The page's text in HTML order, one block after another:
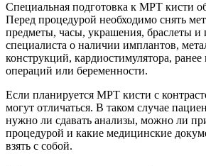
Специальная подготовка к МРТ кисти
Перед процедурой необходимо снять
предметы, часы, украшения, браслеты и
специалиста о наличии имплантов,
конструкций, кардиостимулятора,
операций или беременности.
Если планируется МРТ кисти с
могут отличаться. В таком случае
нужно ли сдавать анализы, можно ли
процедурой и какие медицинские
взять с собой.